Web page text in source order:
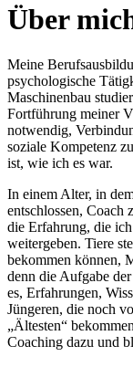
Über
Meine
psychologische
Maschinenbau
Fortführung meiner
notwendig,
soziale Kompetenz
ist, wie ich es war.
In einem Alter, in
entschlossen,
die Erfahrung, die
weitergeben. Tiere
bekommen können,
denn die Aufgabe
es, Erfahrungen,
Jüngeren, die noch
„Ältesten“
Coaching dazu und